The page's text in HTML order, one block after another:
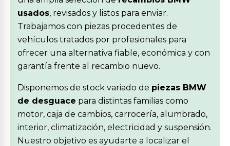
usados, revisados y listos para enviar.
Trabajamos con piezas procedentes de
vehículos tratados por profesionales para
ofrecer una alternativa fiable, económica y con
garantía frente al recambio nuevo.
Disponemos de stock variado de piezas BMW
de desguace para distintas familias como
motor, caja de cambios, carrocería, alumbrado,
interior, climatización, electricidad y suspensión.
Nuestro objetivo es ayudarte a localizar el